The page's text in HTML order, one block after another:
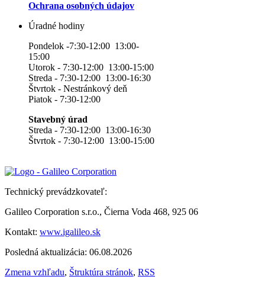
Ochrana osobných údajov
Úradné hodiny
Pondelok -7:30-12:00 13:00-
15:00
Utorok - 7:30-12:00 13:00-15:00
Streda - 7:30-12:00 13:00-16:30
Štvrtok - Nestránkový deň
Piatok - 7:30-12:00
Stavebný úrad
Streda - 7:30-12:00 13:00-16:30
Štvrtok - 7:30-12:00 13:00-15:00
Technický prevádzkovateľ:
Galileo Corporation s.r.o., Čierna Voda 468, 925 06
Kontakt: www.igalileo.sk
Posledná aktualizácia: 06.08.2026
Zmena vzhľadu, Štruktúra stránok, RSS